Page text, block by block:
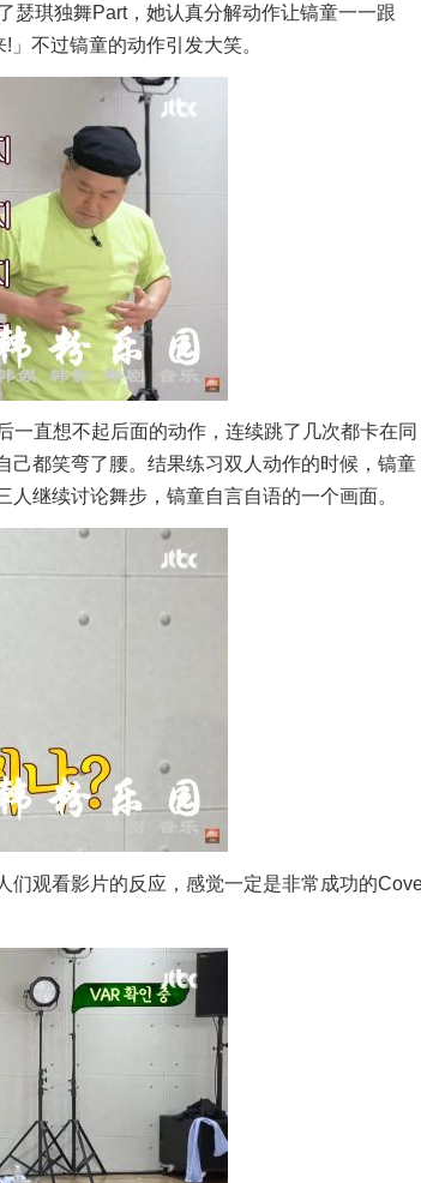
瑟琪独舞Part，她认真分解动作让镐童一一跟
不过镐童的动作引发大笑。
直想不起后面的动作，连续跳了几次都卡在同
己都笑弯了腰。结果练习双人动作的时候，镐童
继续讨论舞步，镐童自言自语的一个画面。
观看影片的反应，感觉一定是非常成功的